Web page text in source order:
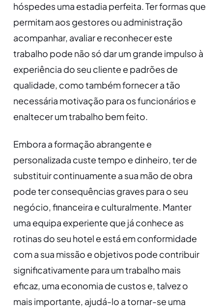
hóspedes uma estadia perfeita. Ter formas que
permitam aos gestores ou administração
acompanhar, avaliar e reconhecer este
trabalho pode não só dar um grande impulso à
experiência do seu cliente e padrões de
qualidade, como também fornecer a tão
necessária motivação para os funcionários e
enaltecer um trabalho bem feito.
Embora a formação abrangente e
personalizada custe tempo e dinheiro, ter de
substituir continuamente a sua mão de obra
pode ter consequências graves para o seu
negócio, financeira e culturalmente. Manter
uma equipa experiente que já conhece as
rotinas do seu hotel e está em conformidade
com a sua missão e objetivos pode contribuir
significativamente para um trabalho mais
eficaz, uma economia de custos e, talvez o
mais importante, ajudá-lo a tornar-se uma